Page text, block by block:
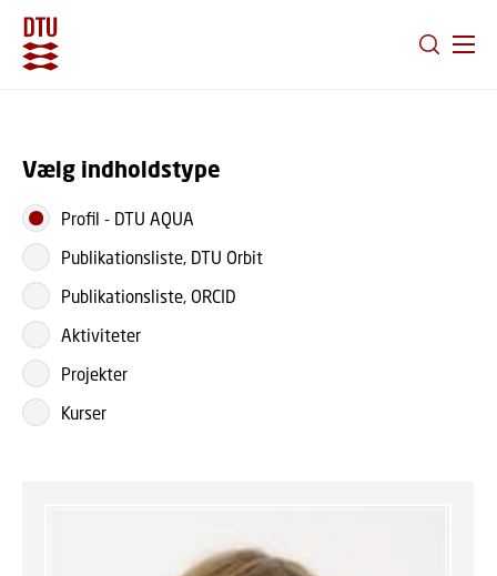
Vælg indholdstype
Profil - DTU AQUA
Publikationsliste, DTU Orbit
Publikationsliste, ORCID
Aktiviteter
Projekter
Kurser